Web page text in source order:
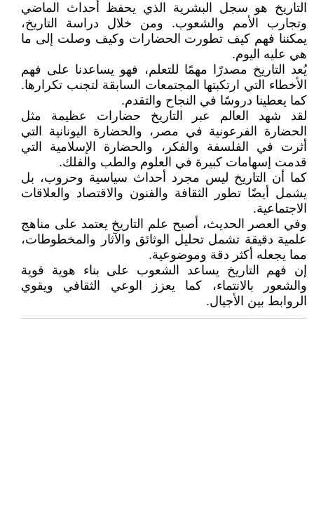
التاريخ هو سجل البشرية الذي يحفظ أحداث الماضي
وتجارب الأمم والشعوب. ومن خلال دراسة التاريخ،
يمكننا فهم كيف تطورت الحضارات وكيف وصلت إلى ما
هي عليه اليوم.
يُعد التاريخ مصدرًا مهمًا للتعلم، فهو يساعدنا على فهم
الأخطاء التي ارتكبتها المجتمعات السابقة لتجنب تكرارها.
كما يعطينا دروسًا في النجاح والتقدم.
لقد شهد العالم عبر التاريخ حضارات عظيمة مثل
الحضارة الفرعونية في مصر، والحضارة اليونانية التي
أثرت في الفلسفة والفكر، والحضارة الإسلامية التي
قدمت إسهامات كبيرة في العلوم والطب والفلك.
كما أن التاريخ ليس مجرد أحداث سياسية وحروب، بل
يشمل أيضًا تطور الثقافة والفنون والاقتصاد والعلاقات
الاجتماعية.
وفي العصر الحديث، أصبح علم التاريخ يعتمد على مناهج
علمية دقيقة تشمل تحليل الوثائق والآثار والمخطوطات،
مما يجعله أكثر دقة وموضوعية.
إن فهم التاريخ يساعد الشعوب على بناء هوية قوية
والشعور بالانتماء، كما يعزز الوعي الثقافي ويقوي
الروابط بين الأجيال.